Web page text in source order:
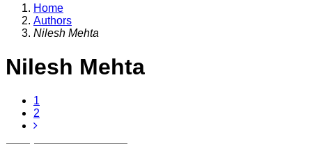
Home
Authors
Nilesh Mehta
Nilesh Mehta
1
2